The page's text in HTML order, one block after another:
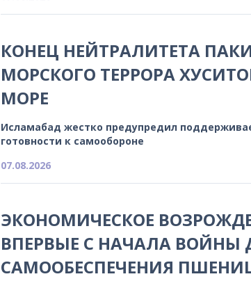
КОНЕЦ НЕЙТРАЛИТЕТА
МОРСКОГО ТЕРРОРА
МОРЕ
Исламабад жестко предупредил
готовности к самообороне
07.08.2026
ЭКОНОМИЧЕСКОЕ
ВПЕРВЫЕ С НАЧАЛА ВОЙНЫ
САМООБЕСПЕЧЕНИЯ